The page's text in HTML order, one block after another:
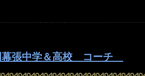
幕張中学＆高校 コーチ